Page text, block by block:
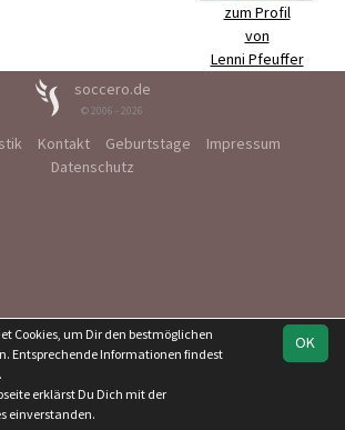
zum Profil
von
Lenni Pfeuffer
soccero.de
© 2006 - 2026
Kontakt Geburtstage
Impressum
Datenschutz
OK
Cookies, um Dir den bestmöglichen
Entsprechende Informationen findest
.
erklärst Du Dich mit der
einverstanden.